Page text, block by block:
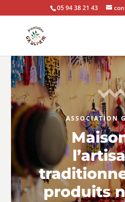
05 94 38 21 43
ASSOCIATION
produits